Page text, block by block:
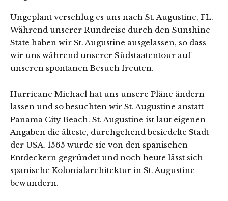
Ungeplant verschlug es uns nach St. Augustine, FL.
Während unserer Rundreise durch den Sunshine
State haben wir St. Augustine ausgelassen, so dass
wir uns während unserer Südstaatentour auf
unseren spontanen Besuch freuten.
Hurricane Michael hat uns unsere Pläne ändern
lassen und so besuchten wir St. Augustine anstatt
Panama City Beach. St. Augustine ist laut eigenen
Angaben die älteste, durchgehend besiedelte Stadt
der USA. 1565 wurde sie von den spanischen
Entdeckern gegründet und noch heute lässt sich
spanische Kolonialarchitektur in St. Augustine
bewundern.